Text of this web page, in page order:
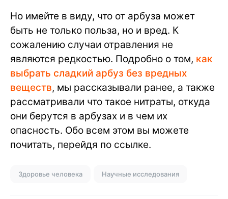
Но имейте в виду, что от арбуза может
быть не только польза, но и вред. К
сожалению случаи отравления не
являются редкостью. Подробно о том, как
выбрать сладкий арбуз без вредных
веществ, мы рассказывали ранее, а также
рассматривали что такое нитраты, откуда
они берутся в арбузах и в чем их
опасность. Обо всем этом вы можете
почитать, перейдя по ссылке.
Здоровье человека Научные исследования